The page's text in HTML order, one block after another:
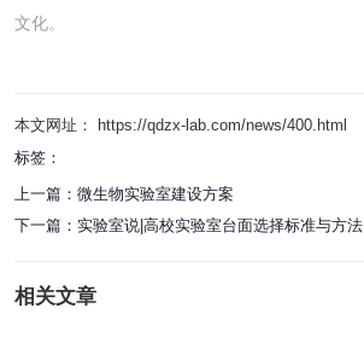
文化。
本文网址： https://qdzx-lab.com/news/400.html
标签：
上一篇： 微生物实验室建设方案
下一篇： 实验室说|高校实验室台面选择标准与方法
相关文章